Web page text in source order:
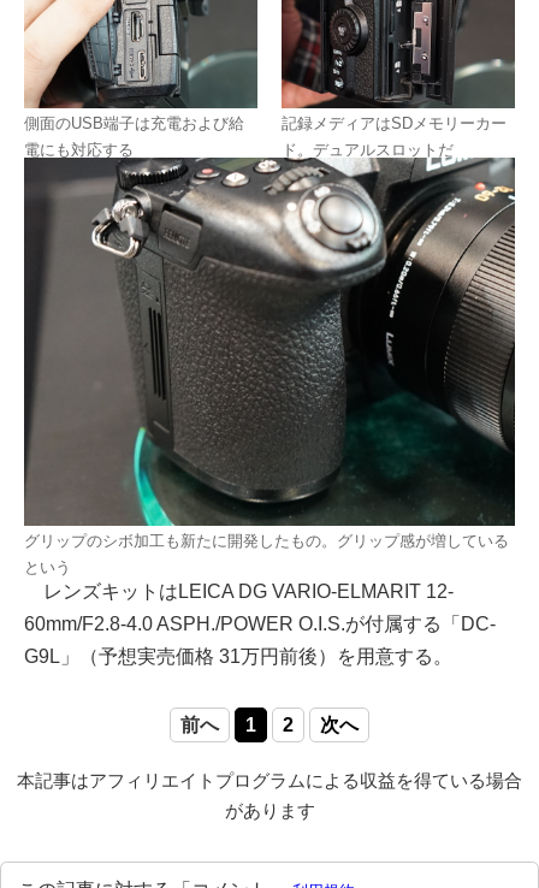
側面のUSB端子は充電および給
電にも対応する
記録メディアはSDメモリーカー
ド。デュアルスロットだ
グリップのシボ加工も新たに開発したもの。グリップ感が増している
という
レンズキットはLEICA DG VARIO-ELMARIT 12-
60mm/F2.8-4.0 ASPH./POWER O.I.S.が付属する「DC-
G9L」（予想実売価格 31万円前後）を用意する。
前へ 1 2 次へ
本記事はアフィリエイトプログラムによる収益を得ている場合
があります